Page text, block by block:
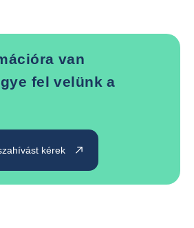
van
fel velünk a
kérek